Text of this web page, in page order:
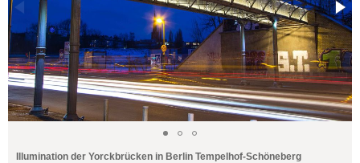
Illumination der Yorckbrücken in Berlin Tempelhof-Schöneberg